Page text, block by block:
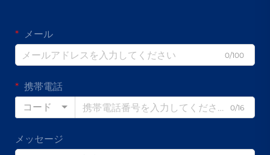
メール
0/100
携帯電話
コード
0/16
メッセージ